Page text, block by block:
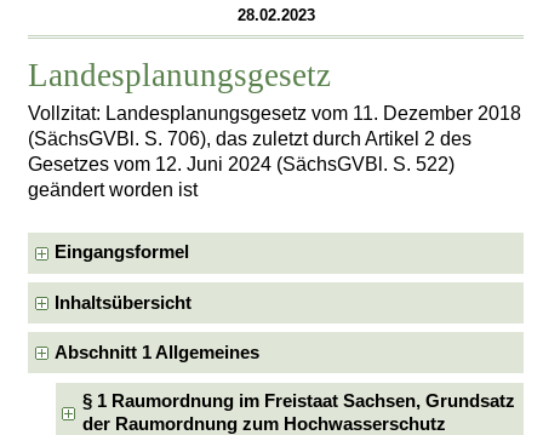
28.02.2023
Landesplanungsgesetz
Vollzitat: Landesplanungsgesetz vom 11. Dezember 2018
(SächsGVBl. S. 706), das zuletzt durch Artikel 2 des
Gesetzes vom 12. Juni 2024 (SächsGVBl. S. 522)
geändert worden ist
Eingangsformel
Inhaltsübersicht
Abschnitt 1 Allgemeines
§ 1 Raumordnung im Freistaat Sachsen, Grundsatz
der Raumordnung zum Hochwasserschutz